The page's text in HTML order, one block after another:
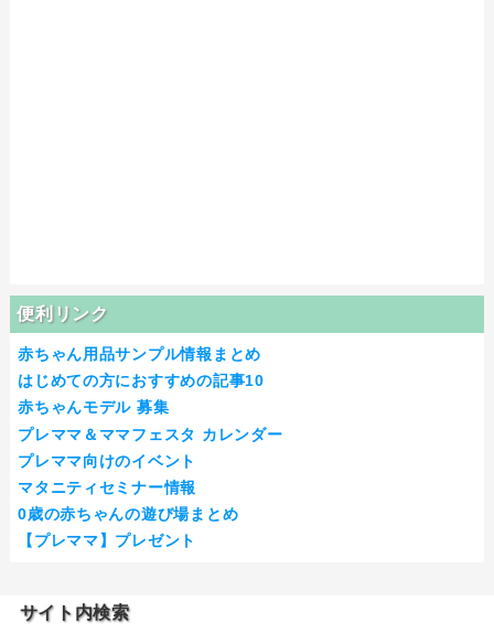
便利リンク
赤ちゃん用品サンプル情報まとめ
はじめての方におすすめの記事10
赤ちゃんモデル 募集
プレママ＆ママフェスタ カレンダー
プレママ向けのイベント
マタニティセミナー情報
0歳の赤ちゃんの遊び場まとめ
【プレママ】プレゼント
サイト内検索